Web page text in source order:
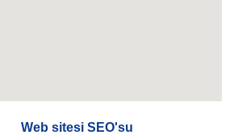
Web sitesi SEO'su